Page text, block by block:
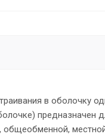
в оболочку
предназначен